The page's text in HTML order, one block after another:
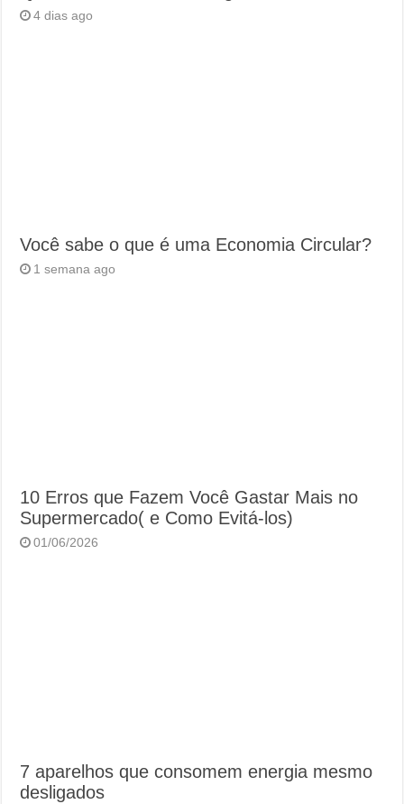
4 dias ago
Você sabe o que é uma Economia Circular?
1 semana ago
10 Erros que Fazem Você Gastar Mais no
Supermercado( e Como Evitá-los)
01/06/2026
7 aparelhos que consomem energia mesmo
desligados